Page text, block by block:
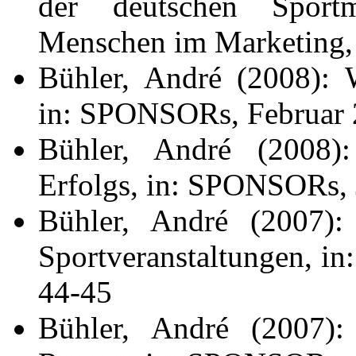
Menschen im
Bühler, André (2008):
in: SPONSORs,
Bühler, André
Erfolgs, in:
Bühler, André
Sportveranstaltungen,
44-45
Bühler, André